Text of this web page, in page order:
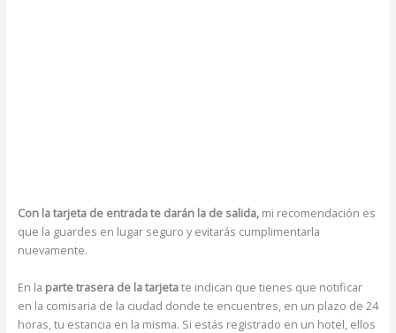
Con la tarjeta de entrada te darán la de salida,mi recomendación es
que la guardes en lugar seguro y evitarás cumplimentarla
nuevamente.
En la parte trasera de la tarjetate indican que tienes que notificar
en la comisaria de la ciudad donde te encuentres, en un plazo de 24
horas, tu estancia en la misma. Si estás registrado en un hotel, ellos